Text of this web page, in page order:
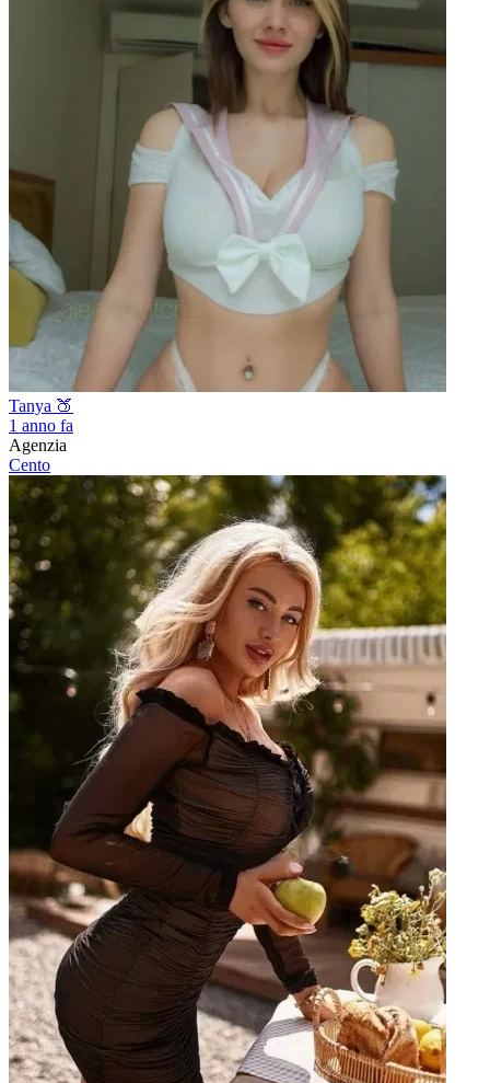
Tanya 🍑
1 anno fa
Agenzia
Cento